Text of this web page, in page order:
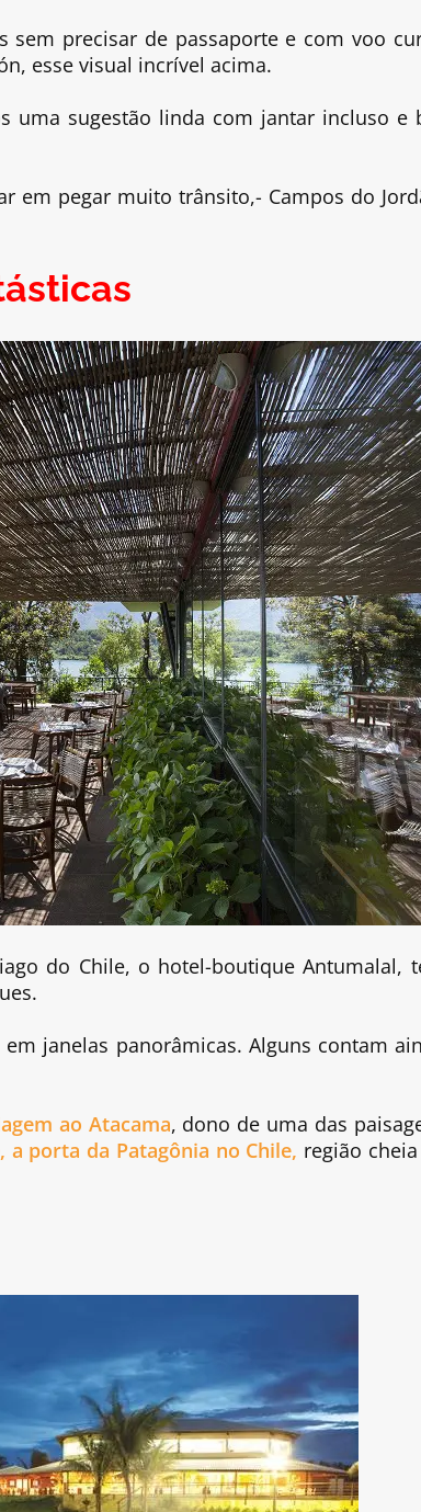
sem precisar de passaporte e com voo
esse visual incrível acima.
uma sugestão linda com jantar incluso e
em pegar muito trânsito,- Campos do
do Chile, o hotel-boutique Antumalal,
janelas panorâmicas. Alguns contam
ao Atacama, dono de uma das
a porta da Patagônia no Chile, região